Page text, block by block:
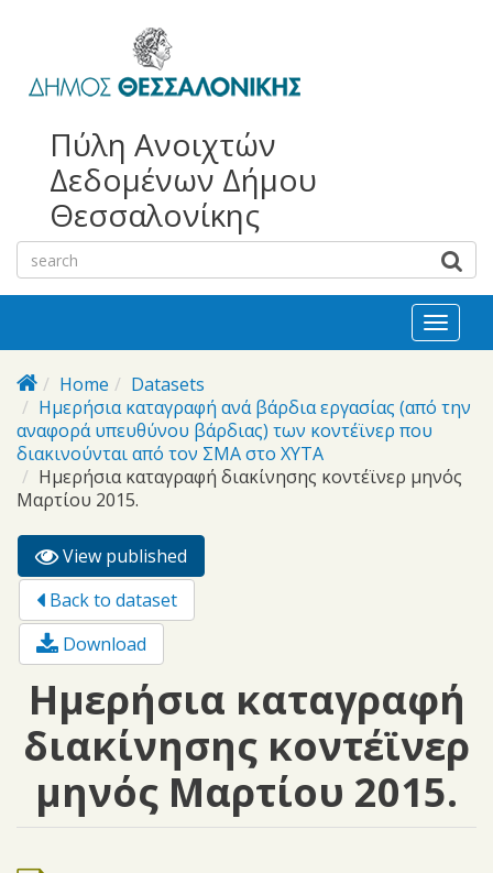
bayan
escort
escort
Πύλη Ανοιχτών
Δεδομένων Δήμου
Θεσσαλονίκης
Toggle
Home
Datasets
Ημερήσια καταγραφή ανά βάρδια εργασίας (από την
αναφορά υπευθύνου βάρδιας) των κοντέϊνερ που
διακινούνται από τον ΣΜΑ στο ΧΥΤΑ
Ημερήσια καταγραφή διακίνησης κοντέϊνερ μηνός
Μαρτίου 2015.
Primary tabs
View published
tab)
Back to dataset
Download
Ημερήσια καταγραφή
διακίνησης κοντέϊνερ
μηνός Μαρτίου 2015.